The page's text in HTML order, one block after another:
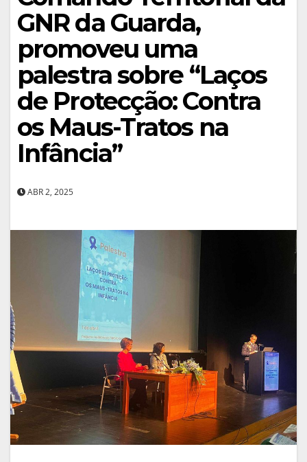
GNR da Guarda,
promoveu uma
palestra sobre “Laços
de Protecção: Contra
os Maus-Tratos na
Infância”
ABR 2, 2025